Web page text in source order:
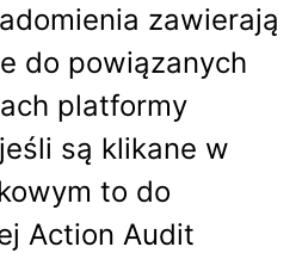
zawierają
do powiązanych
platformy
są klikane w
to do
Action Audit